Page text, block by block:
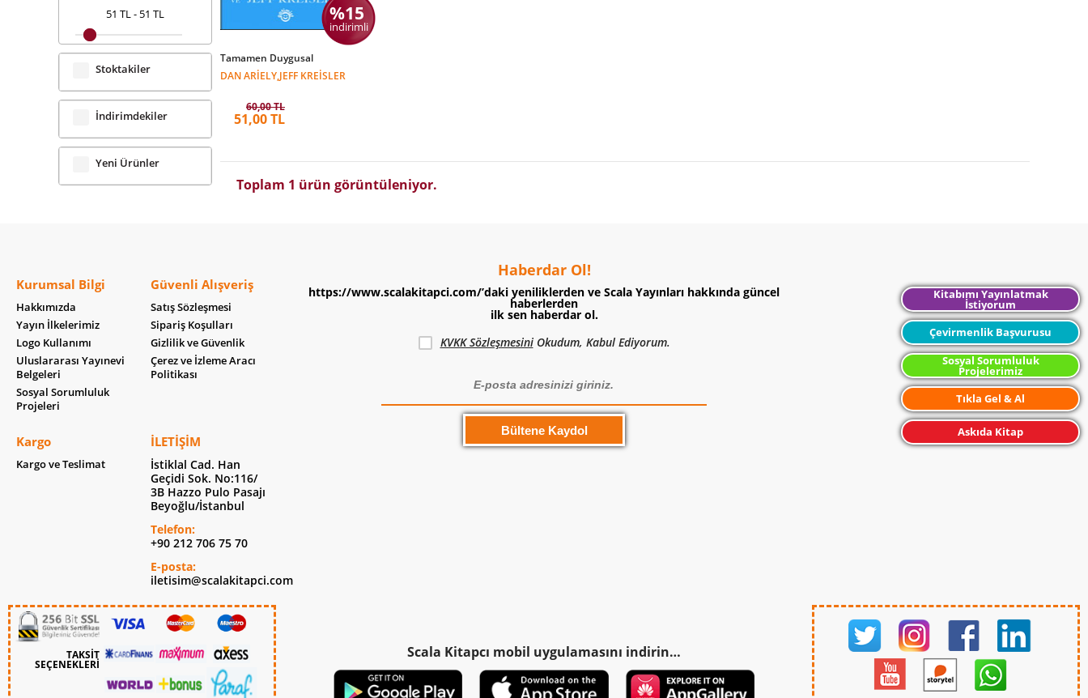
51 TL- 51 TL
Stoktakiler
İndirimdekiler
Yeni Ürünler
%15
indirimli
Tamamen Duygusal
DAN ARIELY,JEFF KREISLER
60,00 TL
51,00 TL
Toplam 1 ürün görüntüleniyor.
Kurumsal Bilgi
Hakkımızda
Yayın İlkelerimiz
Logo Kullanımı
Uluslararası Yayınevi
Belgeleri
Sosyal Sorumluluk
Projeleri
Güvenli Alışveriş
Satış Sözleşmesi
Sipariş Koşulları
Gizlilik ve Güvenlik
Çerez ve İzleme Aracı
Politikası
Kargo
Kargo ve Teslimat
İLETIŞIM
İstiklal Cad. Han
Geçidi Sok. No:116/
3B Hazzo Pulo Pasajı
Beyoğlu/İstanbul
Telefon:
+90 212 706 75 70
E-posta:
iletisim@scalakitapci.com
TAKSİT
SEÇENEKLERİ
Haberdar Ol!
https://www.scalakitapci.com/’daki yeniliklerden ve Scala Yayınları hakkında güncel
haberlerden
ilk sen haberdar ol.
KVKK SözleşmesiniOkudum, Kabul Ediyorum.
Scala Kitapcı mobil uygulamasını indirin…
Kitabımı Yayınlatmak
İstiyorum
Çevirmenlik Başvurusu
Sosyal Sorumluluk
Projelerimiz
Tıkla Gel & Al
Askıda Kitap